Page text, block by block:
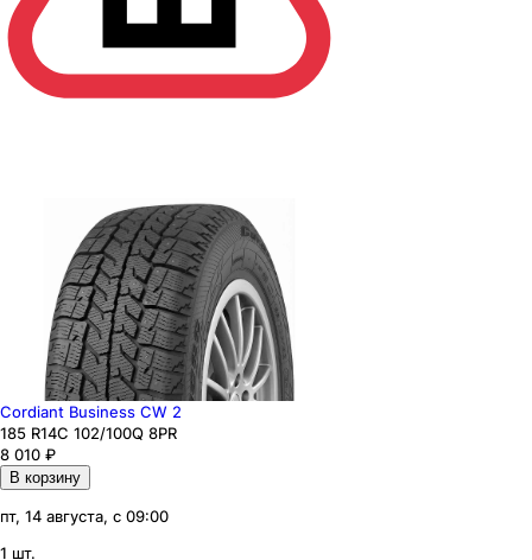
Cordiant Business CW 2
185 R14C 102/100Q 8PR
8 010 ₽
В корзину
пт, 14 августа, с 09:00
1 шт.